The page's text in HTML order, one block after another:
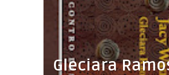
Gleciara